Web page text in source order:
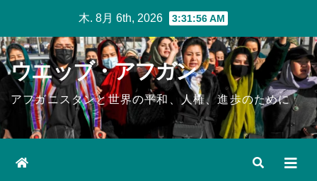
content
木. 8月 6th, 2026 3:31:56 AM
ウエッブ・アフガン
アフガニスタンと世界の平和、人権、進歩のために